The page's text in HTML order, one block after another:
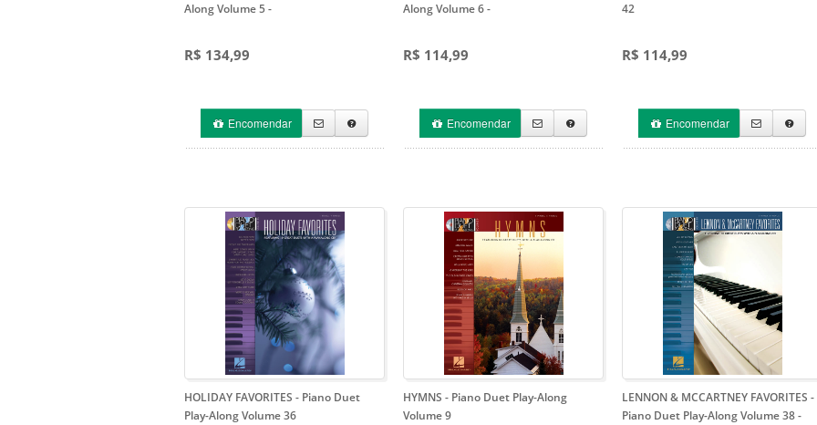
Along Volume 5-
R$ 134,99
Encomendar
Along Volume 6-
R$ 114,99
Encomendar
42
R$ 114,99
Encomendar
HOLIDAY FAVORITES - Piano Duet
Play-Along Volume 36
HYMNS - Piano Duet Play-Along
Volume 9
LENNON & MCCARTNEY FAVORITES -
Piano Duet Play-Along Volume 38-